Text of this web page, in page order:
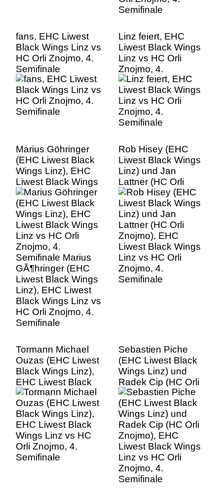
fans, EHC Liwest
Black Wings Linz vs
HC Orli Znojmo, 4.
Semifinale
Linz feiert, EHC
Liwest Black Wings
Linz vs HC Orli
Znojmo, 4.
Semifinale
Marius Göhringer
(EHC Liwest Black
Wings Linz), EHC
Liwest Black Wings
Linz vs HC Orli
Znojmo, 4.
Semifinale Marius
GÃ¶hringer (EHC
Liwest Black Wings
Linz), EHC Liwest
Black Wings Linz vs
HC Orli Znojmo, 4.
Semifinale
Rob Hisey (EHC
Liwest Black Wings
Linz) und Jan
Lattner (HC Orli
Znojmo), EHC
Liwest Black Wings
Linz vs HC Orli
Znojmo, 4.
Semifinale
Tormann Michael
Ouzas (EHC Liwest
Black Wings Linz),
EHC Liwest Black
Wings Linz vs HC
Orli Znojmo, 4.
Semifinale
Sebastien Piche
(EHC Liwest Black
Wings Linz) und
Radek Cip (HC Orli
Znojmo), EHC
Liwest Black Wings
Linz vs HC Orli
Znojmo, 4.
Semifinale